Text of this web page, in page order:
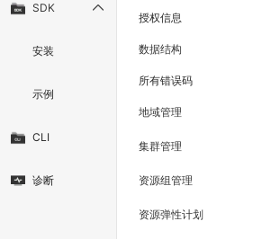
SDK
安装
示例
CLI
诊断
授权信息
数据结构
所有错误码
地域管理
集群管理
资源组管理
资源弹性计划